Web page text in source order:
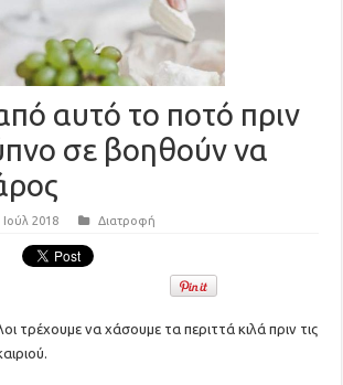
αυτό το ποτό πριν
σε βοηθούν να
Ιούλ 2018 Διατροφή
τρέχουμε να χάσουμε τα περιττά κιλά πριν τις